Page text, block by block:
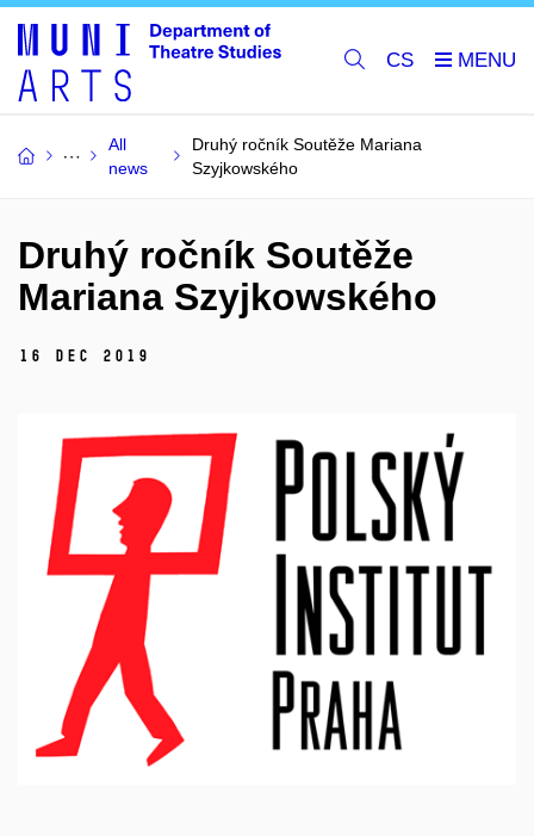
CS
All
news
Druhý ročník Soutěže Mariana
Szyjkowského
Druhý ročník Soutěže
Mariana Szyjkowského
16 Dec 2019